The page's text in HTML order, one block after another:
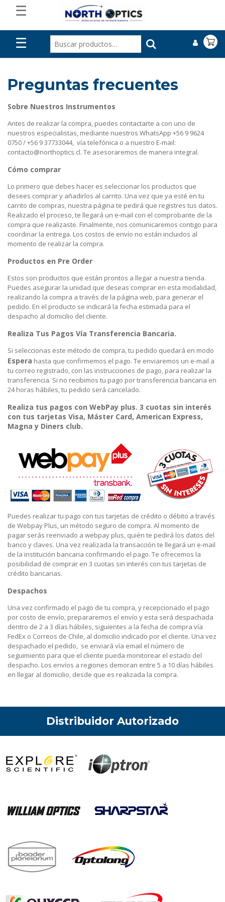
☰
☰
Preguntas frecuentes
Sobre Nuestros Instrumentos
Antes de realizar la compra, puedes contactarte a con uno de
nuestros especialistas, mediante nuestros WhatsApp +56 9 9624
0750 / +56 9 37733044, vía telefónica o a nuestro E-mail:
contacto@northoptics.cl. Te asesoraremos de manera integral.
Cómo comprar
Lo primero que debes hacer es seleccionar los productos que
desees comprar y añadirlos al carrito. Una vez que ya esté en tu
carrito de compras, nuestra página te pedirá que registres tus datos.
Realizado el proceso, te llegará un e-mail con el comprobante de la
compra que realizaste. Finalmente, nos comunicaremos contigo para
coordinar la entrega. Los costos de envío no están incluidos al
momento de realizar la compra.
Productos en Pre Order
Estos son productos que están prontos a llegar a nuestra tienda.
Puedes asegurar la unidad que deseas comprar en esta modalidad,
realizando la compra a través de la página web, para generar el
pedido. En el producto se indicará la fecha estimada para el
despacho al domicilio del cliente.
Realiza Tus Pagos Vía Transferencia Bancaria.
Si seleccionas este método de compra, tu pedido quedará en modo
Espera hasta que confirmemos el pago. Te enviaremos un e-mail a
tu correo registrado, con las instrucciones de pago, para realizar la
transferencia. Si no recibimos tu pago por transferencia bancaria en
24 horas hábiles, tu pedido será cancelado.
Realiza tus pagos con WebPay plus. 3 cuotas sin interés
con tus tarjetas Visa, Máster Card, American Express,
Magna y Diners club.
Puedes realizar tu pago con tus tarjetas de crédito o débito a través
de Webpay Plus, un método seguro de compra. Al momento de
pagar serás reenviado a webpay plus, quién te pedirá los datos del
banco y claves. Una vez realizada la transacción te llegará un e-mail
de la institución bancaria confirmando el pago. Te ofrecemos la
posibilidad de comprar en 3 cuotas sin interés con tus tarjetas de
crédito bancarias.
Despachos
Una vez confirmado el pago de tu compra, y recepcionado el pago
por costo de envío, prepararemos el envío y esta será despachada
dentro de 2 a 3 días hábiles, siguientes a la fecha de compra vía
FedEx o Correos de Chile, al domicilio indicado por el cliente. Una vez
despachado el pedido, se enviará vía email el número de
seguimiento para que el cliente pueda monitorear el estado del
despacho. Los envíos a regiones demoran entre 5 a 10 días hábiles
en llegar al domicilio, desde que es realizada la compra.
Distribuidor Autorizado